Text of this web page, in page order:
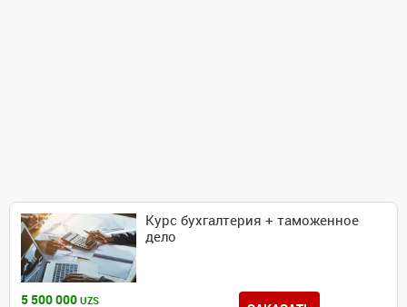
Курс бухгалтерия + таможенное
дело
5 500 000 UZS